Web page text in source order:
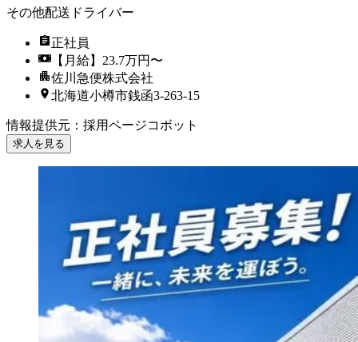
その他配送ドライバー
正社員
【月給】23.7万円〜
佐川急便株式会社
北海道小樽市銭函3-263-15
情報提供元 ： 採用ページコボット
求人を見る